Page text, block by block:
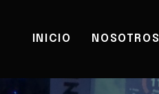
INICIO NOSOTROS